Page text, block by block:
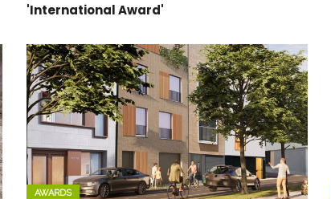
'International Award'
AWARDS